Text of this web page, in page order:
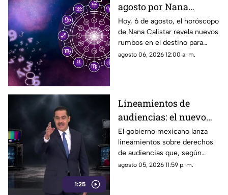
agosto por Nana
Calistar: Estos signos
deben cuidar su SALUD
Hoy, 6 de agosto, el horóscopo
de Nana Calistar revela nuevos
rumbos en el destino para
estos signos
agosto 06, 2026 12:00 a. m.
1:25
Lineamientos de
audiencias: el nuevo
mecanismo del
gobierno para censurar
medios y blindar la
corrupción en México
El gobierno mexicano lanza
lineamientos sobre derechos
de audiencias que, según
críticos, no protegen al
agosto 05, 2026 11:59 p. m.